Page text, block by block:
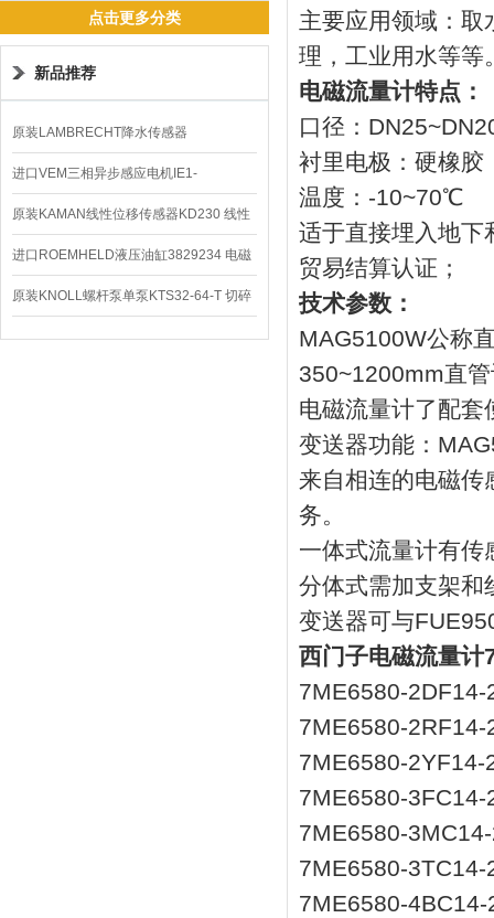
点击更多分类
新品推荐
原装LAMBRECHT降水传感器
00.14575.20气象仪
进口VEM三相异步感应电机IE1-
K21R80G4马达
原装KAMAN线性位移传感器KD230 线性
编码器
进口ROEMHELD液压油缸3829234 电磁
阀定位器
原装KNOLL螺杆泵单泵KTS32-64-T 切碎
排屑机
主要应用领域：取
理，工业用水等等
电磁流量计特点：
口径：
衬里电极：硬橡胶
温度：-10~70℃
适于直接埋入地下
贸易结算认证；
技术参数：
MAG5100W公称
350~1200mm直
电磁流量计了配
变送器功能：
来自相连的电磁传
务。
一体式流量计有传
分体式需加支架和
变送器可与
西门子电磁流量计
7ME6580-2DF14-
7ME6580-2RF14-
7ME6580-2YF14-
7ME6580-3FC14-
7ME6580-
7ME6580-3TC14-
7ME6580-4BC14-